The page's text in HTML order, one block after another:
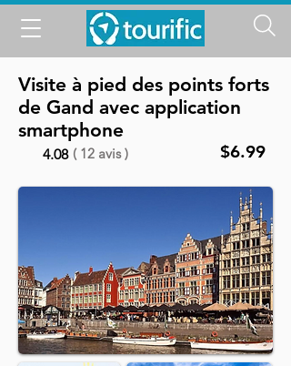
Visite à pied des points forts
de Gand avec application
smartphone
4.08 ( 12 avis ) $6.99